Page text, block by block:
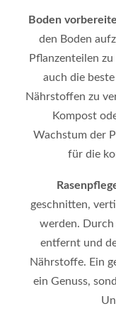
Boden
den Boden
Pflanzenteilen
auch die
Nährstoffen zu
Kompost
Wachstum der
für die
geschnitten,
werden.
entfernt und
Nährstoffe. Ein
ein Genuss,